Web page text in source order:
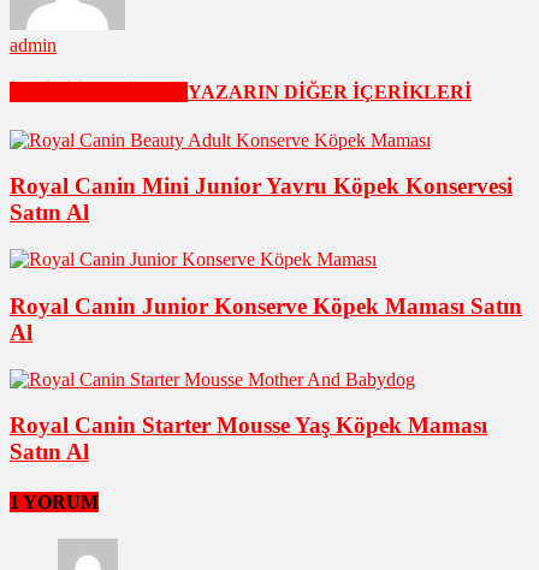
admin
YAZARIN DİĞER İÇERİKLERİ
Royal Canin Mini Junior Yavru Köpek Konservesi
Satın Al
Royal Canin Junior Konserve Köpek Maması Satın
Al
Royal Canin Starter Mousse Yaş Köpek Maması
Satın Al
1 YORUM